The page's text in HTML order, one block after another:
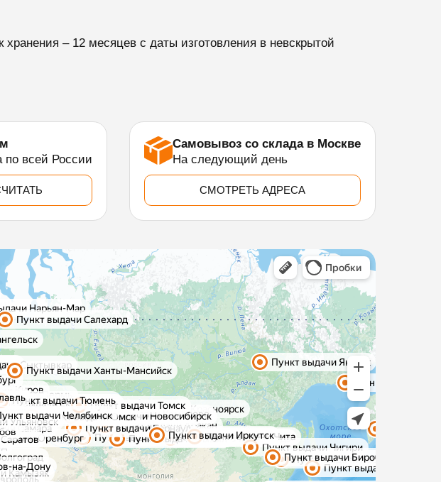
– 12 месяцев с даты изготовления в невскрытой
по всей России
Самовывоз со склада в Москве
На следующий день
СМОТРЕТЬ АДРЕСА